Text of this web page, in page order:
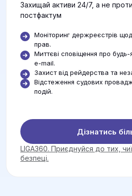
Захищай активи 24/7, а не
постфактум
Моніторинг держреєстрів
прав.
Миттєві сповіщення про
e-mail.
Захист від рейдерства та
Відстеження судових
подій.
Дізнатись
LIGA360. Приєднуйся до тих,
безпеці.